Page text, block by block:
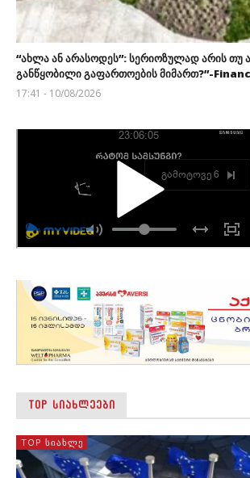
“ახლა ან არასოდეს”: სერიოზულად არის თუ
განწყობილი გაფართოების მიმართ?”-
17:41 - 10/08/2026
TOP ᲡᲘᲐᲮᲚᲔᲔᲑᲘ
TOP ᲡᲘᲐᲮᲚᲔ